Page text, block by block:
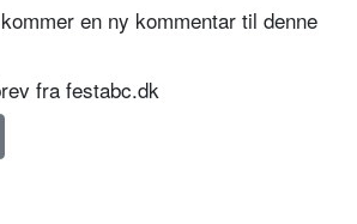
en ny kommentar til denne
fra festabc.dk